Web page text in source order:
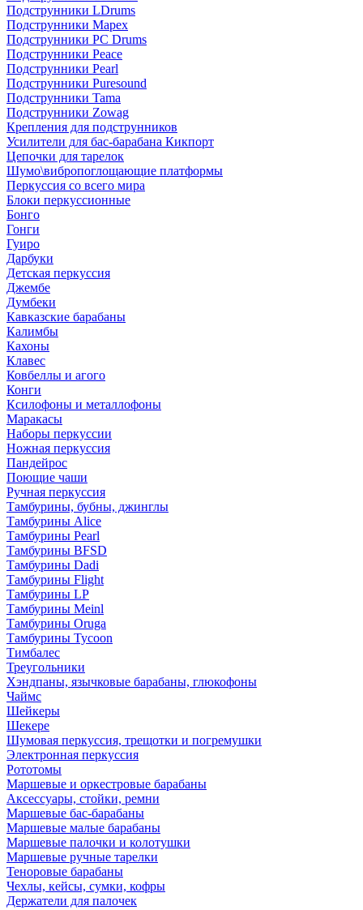
Подструнники LDrums
Подструнники Mapex
Подструнники PC Drums
Подструнники Peace
Подструнники Pearl
Подструнники Puresound
Подструнники Tama
Подструнники Zowag
Крепления для подструнников
Усилители для бас-барабана Кикпорт
Цепочки для тарелок
Шумо\вибропоглощающие платформы
Перкуссия со всего мира
Блоки перкуссионные
Бонго
Гонги
Гуиро
Дарбуки
Детская перкуссия
Джембе
Думбеки
Кавказские барабаны
Калимбы
Кахоны
Клавес
Ковбеллы и агого
Конги
Ксилофоны и металлофоны
Маракасы
Наборы перкуссии
Ножная перкуссия
Пандейрос
Поющие чаши
Ручная перкуссия
Тамбурины, бубны, джинглы
Тамбурины Alice
Тамбурины Pearl
Тамбурины BFSD
Тамбурины Dadi
Тамбурины Flight
Тамбурины LP
Тамбурины Meinl
Тамбурины Oruga
Тамбурины Tycoon
Тимбалес
Треугольники
Хэндпаны, язычковые барабаны, глюкофоны
Чаймс
Шейкеры
Шекере
Шумовая перкуссия, трещотки и погремушки
Электронная перкуссия
Рототомы
Маршевые и оркестровые барабаны
Аксессуары, стойки, ремни
Маршевые бас-барабаны
Маршевые малые барабаны
Маршевые палочки и колотушки
Маршевые ручные тарелки
Теноровые барабаны
Чехлы, кейсы, сумки, кофры
Держатели для палочек